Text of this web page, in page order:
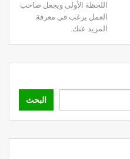
اللحظة الأولى ويجعل صاحب
العمل يرغب في معرفة
المزيد عنك.
البحث